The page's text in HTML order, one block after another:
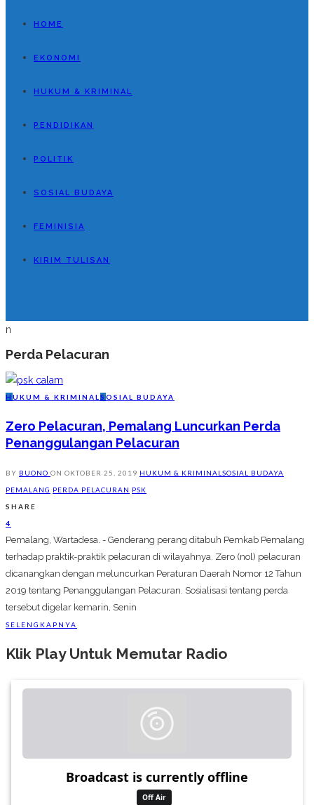
HOME
EKONOMI
HUKUM & KRIMINAL
PENDIDIKAN
POLITIK
SOSIAL BUDAYA
FEMINISIA
KIRIM TULISAN
n
Perda Pelacuran
H UKUM & KRIMINAL S OSIAL BUDAYA
Zero Pelacuran, Pemalang Luncurkan Perda
Penanggulangan Pelacuran
BY BUONO ON OKTOBER 25, 2019 HUKUM & KRIMINAL SOSIAL BUDAYA
PEMALANG PERDA PELACURAN PSK
SHARE
4
Pemalang, Wartadesa. - Genderang perang ditabuh Pemkab Pemalang
terhadap praktik-praktik pelacuran di wilayahnya. Zero (nol) pelacuran
dicanangkan dengan meluncurkan Peraturan Daerah Nomor 12 Tahun
2019 tentang Penanggulangan Pelacuran. Sosialisasi tentang perda
tersebut digelar kemarin, Senin
SELENGKAPNYA
Klik Play Untuk Memutar Radio